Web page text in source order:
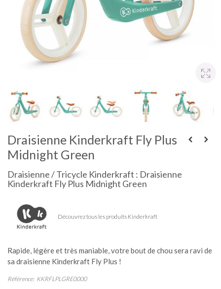
Draisienne Kinderkraft Fly Plus
Midnight Green
Draisienne / Tricycle Kinderkraft : Draisienne
Kinderkraft Fly Plus Midnight Green
Découvrez tous les produits Kinderkraft
Rapide, légère et très maniable, votre bout de chou sera ravi de
sa draisienne Kinderkraft Fly Plus !
Référence: KKRFLPLGRE0000